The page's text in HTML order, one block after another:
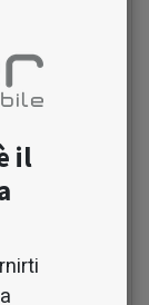
e gli altri
di tua
sul
che gli
web e le
al tuo
utenti non
il